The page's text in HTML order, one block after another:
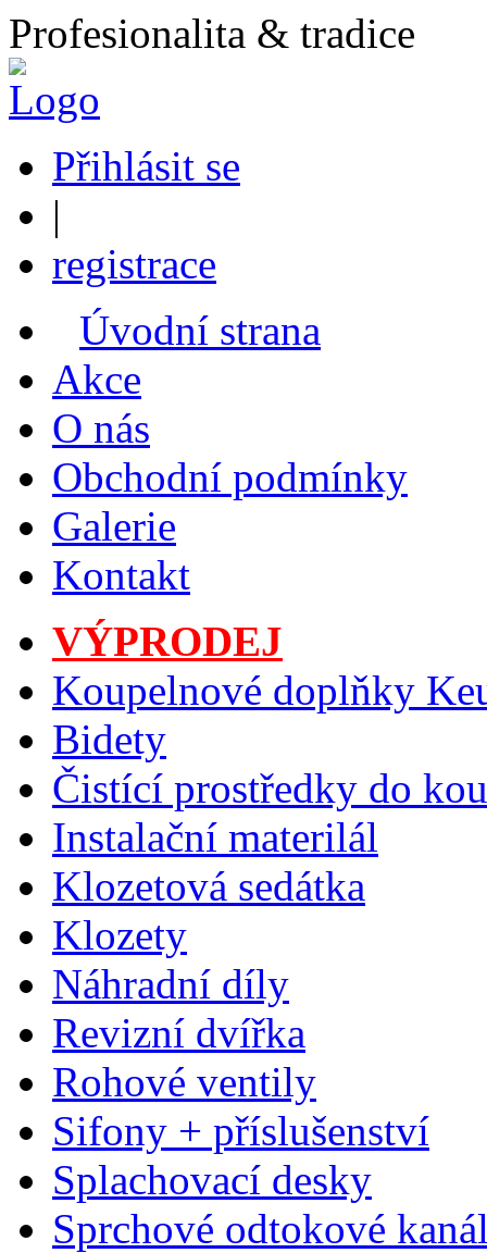
Profesionalita & tradice
Přihlásit se
|
registrace
Úvodní strana
Akce
O nás
Obchodní podmínky
Galerie
Kontakt
VÝPRODEJ
Koupelnové doplňky
Bidety
Čistící prostředky do
Instalační materilál
Klozetová sedátka
Klozety
Náhradní díly
Revizní dvířka
Rohové ventily
Sifony + příslušenství
Splachovací desky
Sprchové odtokové